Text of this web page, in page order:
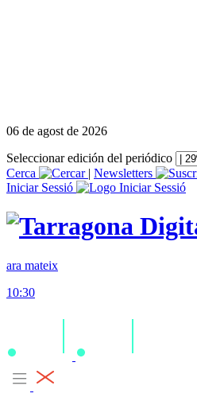
06 de agost de 2026
Seleccionar edición del periódico
Cerca
| Newsletters
Iniciar Sessió
ara mateix
10:30